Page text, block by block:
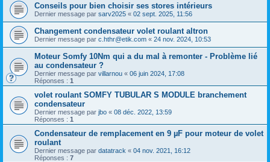
Conseils pour bien choisir ses stores intérieurs
Dernier message par sarv2025 « 02 sept. 2025, 11:56
Changement condensateur volet roulant altron
Dernier message par c.hthr@etik.com « 24 nov. 2024, 10:53
Moteur Somfy 10Nm qui a du mal à remonter - Problème lié
au condensateur ?
Dernier message par villarnou « 06 juin 2024, 17:08
Réponses : 1
volet roulant SOMFY TUBULAR S MODULE branchement
condensateur
Dernier message par jbo « 08 déc. 2022, 13:59
Réponses : 1
Condensateur de remplacement en 9 µF pour moteur de volet
roulant
Dernier message par datatrack « 04 nov. 2021, 16:12
Réponses : 7